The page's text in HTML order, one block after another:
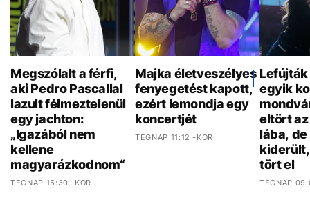
Megszólalt a férfi,
aki Pedro Pascallal
lazult félmeztelenül
egy jachton:
„Igazából nem
kellene
magyarázkodnom“
TEGNAP 15:30 -KOR
Majka életveszélyes
fenyegetést kapott,
ezért lemondja egy
koncertjét
TEGNAP 11:12 -KOR
Lefújták
egyik
eltört
lába,
tört el
TEGNAP